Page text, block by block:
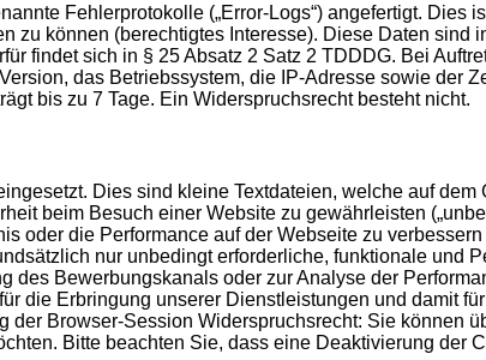
Fehlerprotokolle („Error-Logs“) angefertigt. Dies
zu können (berechtigtes Interesse). Diese Daten
findet sich in § 25 Absatz 2 Satz 2 TDDDG. Bei
das Betriebssystem, die IP-Adresse sowie der
bis zu 7 Tage. Ein Widerspruchsrecht besteht nicht.
Dies sind kleine Textdateien, welche auf
beim Besuch einer Website zu gewährleisten
oder die Performance auf der Webseite zu
nur unbedingt erforderliche, funktionale und
des Bewerbungskanals oder zur Analyse der
die Erbringung unserer Dienstleistungen und damit
Browser-Session Widerspruchsrecht: Sie können
Bitte beachten Sie, dass eine Deaktivierung der